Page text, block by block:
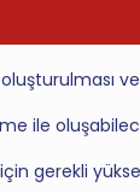
ile
için gerekli